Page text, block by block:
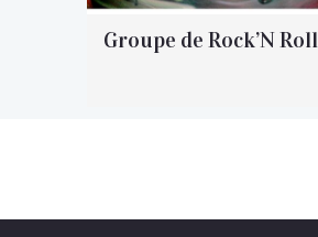
Groupe de Rock’N Roll